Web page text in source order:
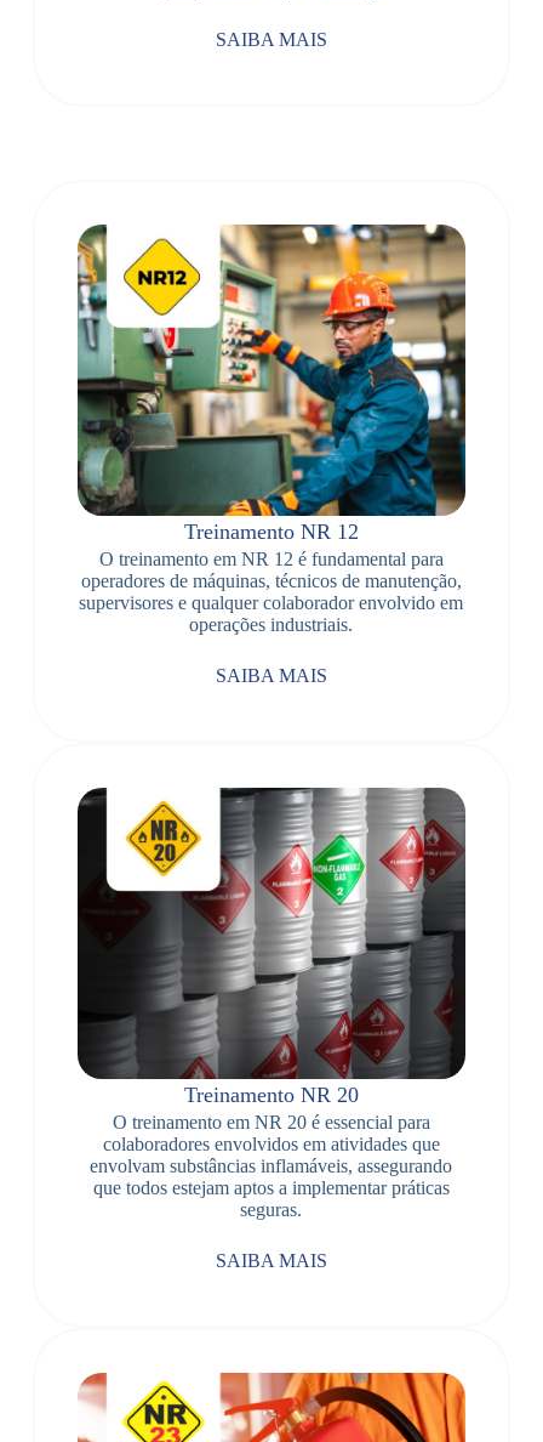
SAIBA MAIS
Treinamento NR 12
O treinamento em NR 12 é fundamental para
operadores de máquinas, técnicos de manutenção,
supervisores e qualquer colaborador envolvido em
operações industriais.
SAIBA MAIS
Treinamento NR 20
O treinamento em NR 20 é essencial para
colaboradores envolvidos em atividades que
envolvam substâncias inflamáveis, assegurando
que todos estejam aptos a implementar práticas
seguras.
SAIBA MAIS